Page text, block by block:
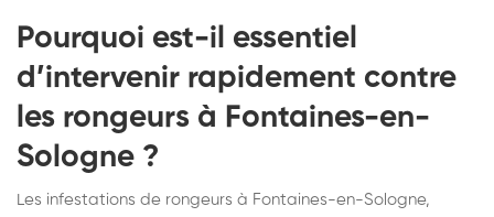
Pourquoi est-il essentiel
d’intervenir rapidement contre
les rongeurs à Fontaines-en-
Sologne ?
Les infestations de rongeurs à Fontaines-en-Sologne,